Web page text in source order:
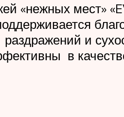
«нежных мест»
и
в